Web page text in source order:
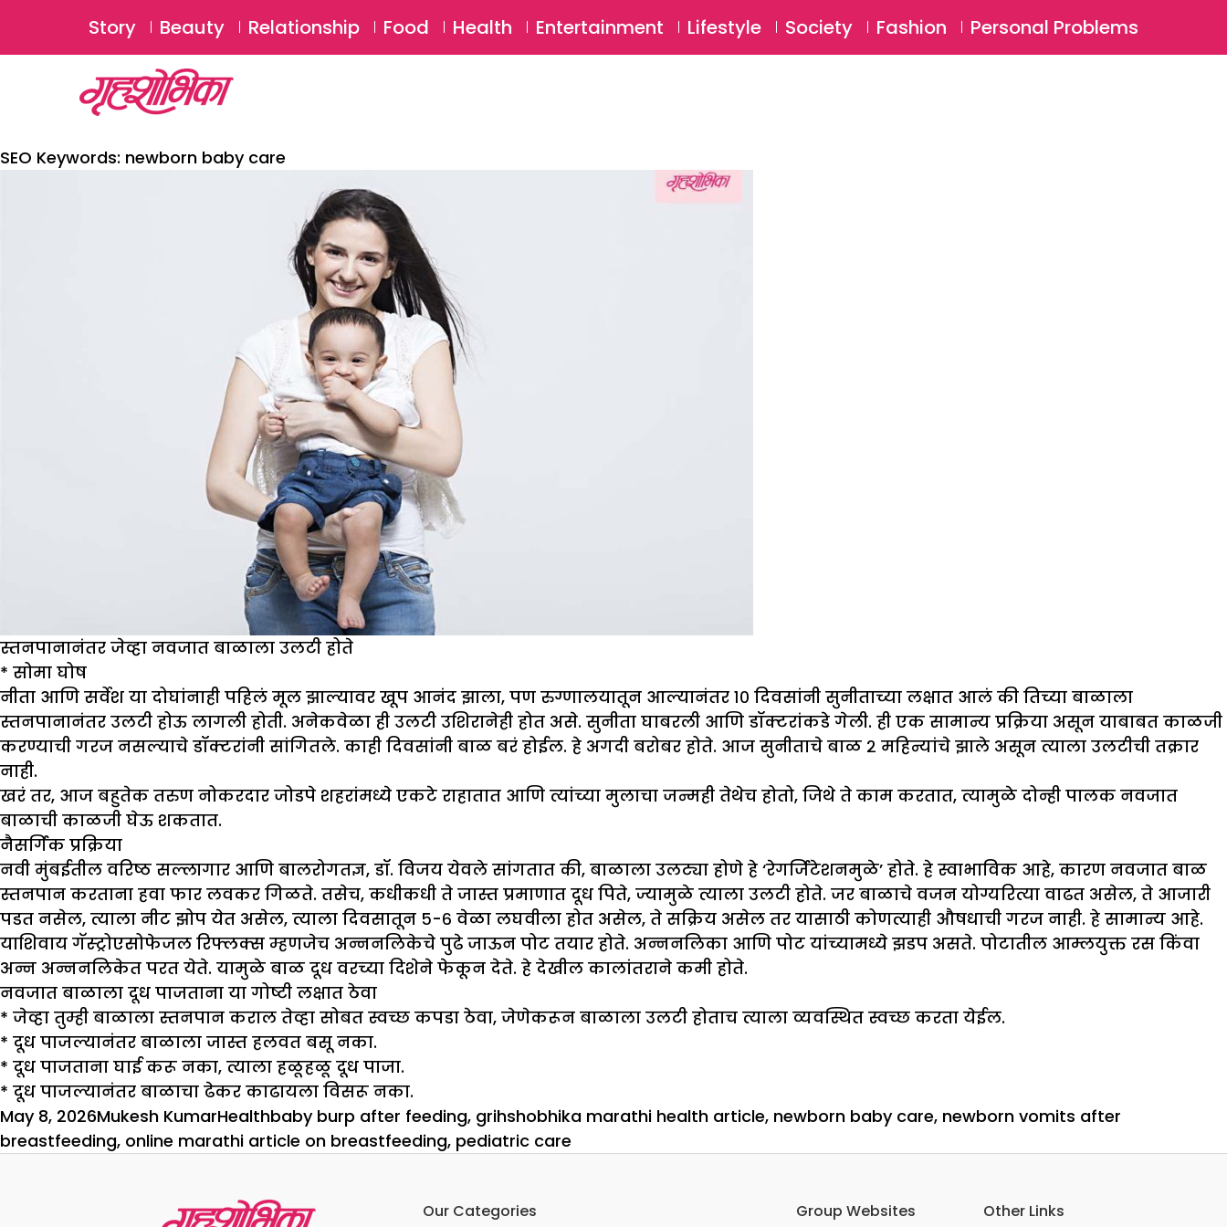
SUBSCRIBE Login ⚲
Story Beauty Relationship Food Health Entertainment Lifestyle Society Fashion Personal Problems
SEO Keywords: newborn baby care
स्तनपानानंतर जेव्हा नवजात बाळाला उलटी होते
* सोमा घोष
नीता आणि सर्वेश या दोघांनाही पहिलं मूल झाल्यावर खूप आनंद झाला, पण रुग्णालयातून आल्यानंतर १० दिवसांनी सुनीताच्या लक्षात आलं की तिच्या बाळाला
स्तनपानानंतर उलटी होऊ लागली होती. अनेकवेळा ही उलटी उशिरानेही होत असे. सुनीता घाबरली आणि डॉक्टरांकडे गेली. ही एक सामान्य प्रक्रिया असून याबाबत काळजी
करण्याची गरज नसल्याचे डॉक्टरांनी सांगितले. काही दिवसांनी बाळ बरं होईल. हे अगदी बरोबर होते. आज सुनीताचे बाळ २ महिन्यांचे झाले असून त्याला उलटीची तक्रार
नाही.
खरं तर, आज बहुतेक तरुण नोकरदार जोडपे शहरांमध्ये एकटे राहातात आणि त्यांच्या मुलाचा जन्मही तेथेच होतो, जिथे ते काम करतात, त्यामुळे दोन्ही पालक नवजात
बाळाची काळजी घेऊ शकतात.
नैसर्गिक प्रक्रिया
नवी मुंबईतील वरिष्ठ सल्लागार आणि बालरोगतज्ञ, डॉ. विजय येवले सांगतात की, बाळाला उलट्या होणे हे ‘रेगर्जिटेशनमुळे’ होते. हे स्वाभाविक आहे, कारण नवजात बाळ
स्तनपान करताना हवा फार लवकर गिळते. तसेच, कधीकधी ते जास्त प्रमाणात दूध पिते, ज्यामुळे त्याला उलटी होते. जर बाळाचे वजन योग्यरित्या वाढत असेल, ते आजारी
पडत नसेल, त्याला नीट झोप येत असेल, त्याला दिवसातून ५-६ वेळा लघवीला होत असेल, ते सक्रिय असेल तर यासाठी कोणत्याही औषधाची गरज नाही. हे सामान्य आहे.
याशिवाय गॅस्ट्रोएसोफेजल रिफ्लक्स म्हणजेच अन्ननलिकेचे पुढे जाऊन पोट तयार होते. अन्ननलिका आणि पोट यांच्यामध्ये झडप असते. पोटातील आम्लयुक्त रस किंवा
अन्न अन्ननलिकेत परत येते. यामुळे बाळ दूध वरच्या दिशेने फेकून देते. हे देखील कालांतराने कमी होते.
नवजात बाळाला दूध पाजताना या गोष्टी लक्षात ठेवा
* जेव्हा तुम्ही बाळाला स्तनपान कराल तेव्हा सोबत स्वच्छ कपडा ठेवा, जेणेकरून बाळाला उलटी होताच त्याला व्यवस्थित स्वच्छ करता येईल.
* दूध पाजल्यानंतर बाळाला जास्त हलवत बसू नका.
* दूध पाजताना घाई करू नका, त्याला हळूहळू दूध पाजा.
* दूध पाजल्यानंतर बाळाचा ढेकर काढायला विसरू नका.
Posted
on
May 8, 2026Author
Mukesh KumarCategories
HealthTags
baby burp after feeding, grihshobhika marathi health article, newborn baby care, newborn vomits after
breastfeeding, online marathi article on breastfeeding, pediatric care
Our Categories Group Websites Other Links